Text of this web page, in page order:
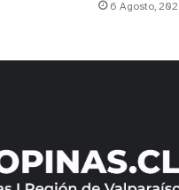
6 Agosto,